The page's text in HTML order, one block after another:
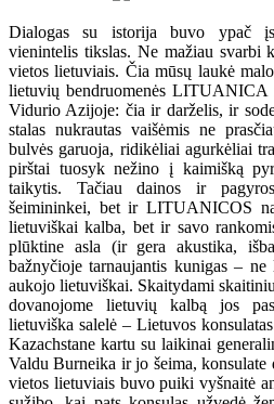
Dialogas su istorija buvo ypač
vienintelis tikslas. Ne mažiau svarbi
vietos lietuviais. Čia mūsų laukė
lietuvių bendruomenės LITUANICA
Vidurio Azijoje: čia ir darželis, ir
stalas nukrautas vaišėmis ne
bulvės garuoja, ridikėliai agurkėliai
pirštai tuosyk nežino į kaimišką
taikytis. Tačiau dainos ir
šeimininkei, bet ir LITUANICOS
lietuviškai kalba, bet ir savo
plūktine asla (ir gera akustika,
bažnyčioje tarnaujantis kunigas –
aukojo lietuviškai. Skaitydami
dovanojome lietuvių kalbą jos
lietuviška salelė – Lietuvos
Kazachstane kartu su laikinai
Valdu Burneika ir jo šeima,
vietos lietuviais buvo puiki vyšnaitė